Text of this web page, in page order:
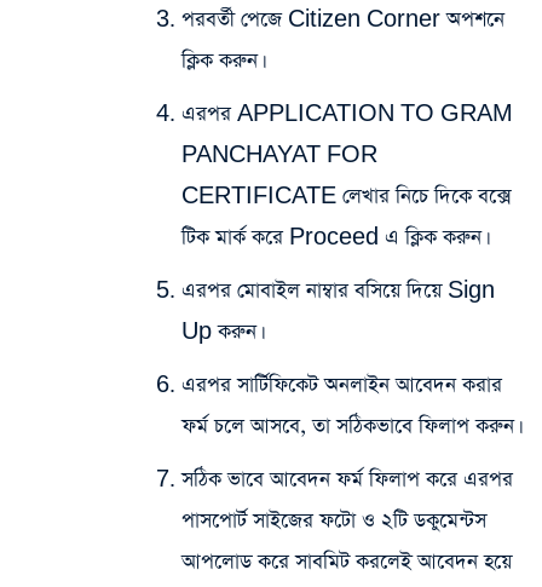
পরবর্তী পেজে Citizen Corner অপশনে
ক্লিক করুন।
এরপর APPLICATION TO GRAM
PANCHAYAT FOR
CERTIFICATE লেখার নিচে দিকে বক্সে
টিক মার্ক করে Proceed এ ক্লিক করুন।
এরপর মোবাইল নাম্বার বসিয়ে দিয়ে Sign
Up করুন।
এরপর সার্টিফিকেট অনলাইন আবেদন করার
ফর্ম চলে আসবে, তা সঠিকভাবে ফিলাপ করুন।
সঠিক ভাবে আবেদন ফর্ম ফিলাপ করে এরপর
পাসপোর্ট সাইজের ফটো ও ২টি ডকুমেন্টস
আপলোড করে সাবমিট করলেই আবেদন হয়ে